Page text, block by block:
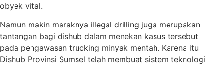
obyek vital.
Namun makin maraknya illegal drilling juga merupakan
tantangan bagi dishub dalam menekan kasus tersebut
pada pengawasan trucking minyak mentah. Karena itu
Dishub Provinsi Sumsel telah membuat sistem teknologi